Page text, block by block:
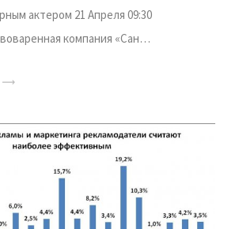
актером 21 Апреля 09:30
компания «Сан…